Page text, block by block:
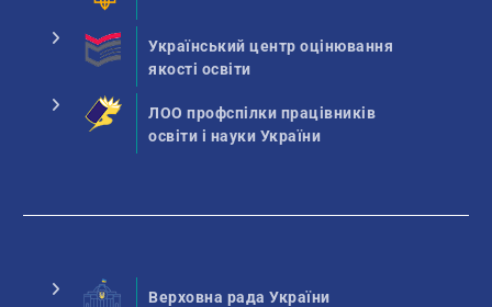
Український центр оцінювання
якості освіти
ЛОО профспілки працівників
освіти і науки України
Верховна рада України